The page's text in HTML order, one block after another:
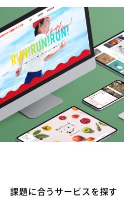
課題に合う サービスを探す